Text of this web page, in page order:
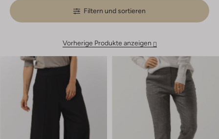
Filtern und sortieren
Vorherige Produkte anzeigen